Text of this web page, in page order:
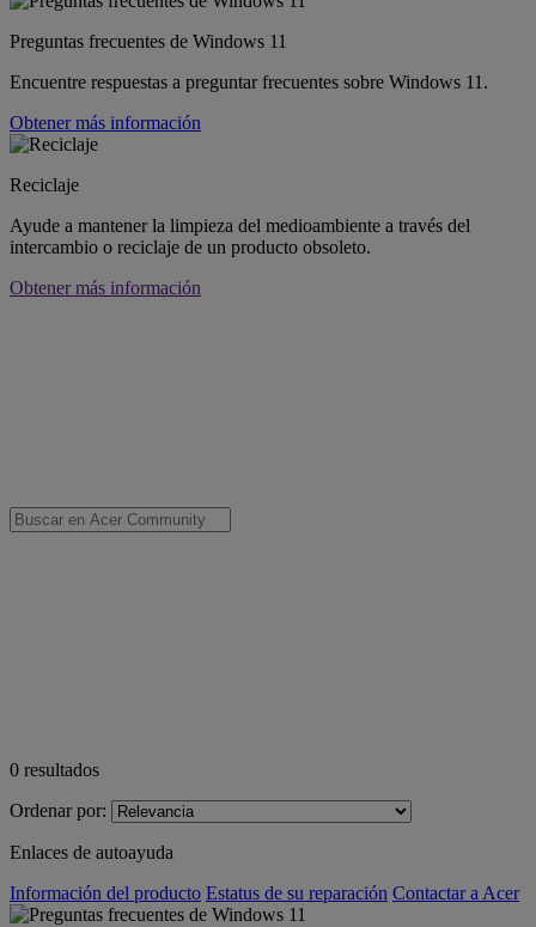
Preguntas frecuentes de Windows 11
Encuentre respuestas a preguntar frecuentes sobre Windows 11.
Obtener más información
Reciclaje
Ayude a mantener la limpieza del medioambiente a través del
intercambio o reciclaje de un producto obsoleto.
Obtener más información
0 resultados
Ordenar por:
Enlaces de autoayuda
Información del producto Estatus de su reparación Contactar a Acer